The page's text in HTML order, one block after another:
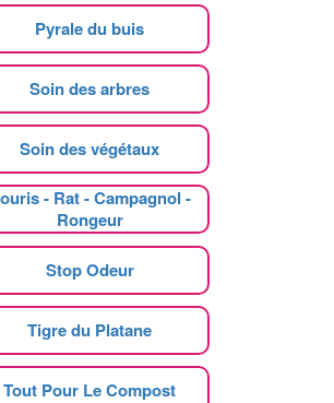
Pyrale du buis
Soin des arbres
Soin des végétaux
- Rat - Campagnol -
Rongeur
Stop Odeur
Tigre du Platane
Tout Pour Le Compost